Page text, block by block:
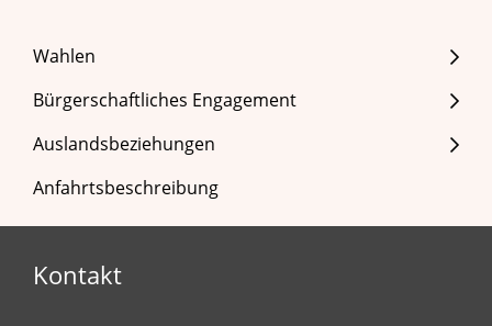
Wahlen
Bürgerschaftliches Engagement
Auslandsbeziehungen
Anfahrtsbeschreibung
Kontakt